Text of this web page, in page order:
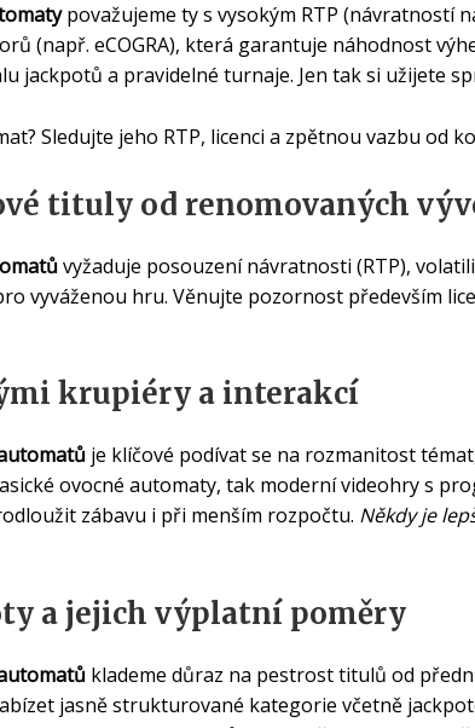
považujeme ty s vysokým RTP (návratností
(např. eCOGRA), která garantuje náhodnost
jackpotů a pravidelné turnaje. Jen tak si užijete
Sledujte jeho RTP, licenci a zpětnou vazbu od
tituly od renomovaných
vyžaduje posouzení návratnosti (RTP),
vyváženou hru. Věnujte pozornost především
krupiéry a interakcí
je klíčové podívat se na rozmanitost
ovocné automaty, tak moderní videohry s
zábavu i při menším rozpočtu. Někdy je
a jejich výplatní poměry
klademe důraz na pestrost titulů od
jasně strukturované kategorie včetně